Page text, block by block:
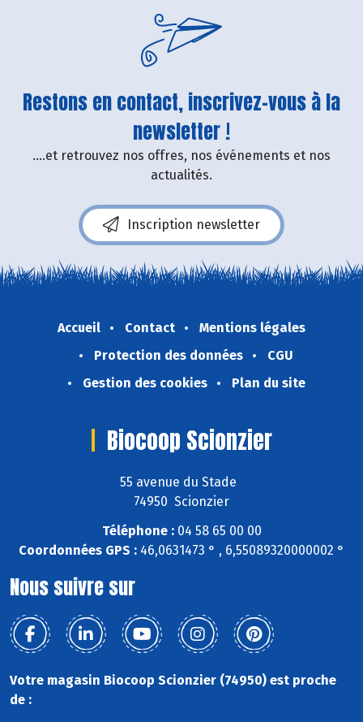
Restons en contact, inscrivez-vous à la
newsletter !
....et retrouvez nos offres, nos événements et nos
actualités.
Inscription newsletter
Accueil Contact
Mentions légales
Protection des données
CGU
Gestion des cookies
Plan du site
Biocoop Scionzier
55 avenue du Stade
74950 Scionzier
Téléphone :04 58 65 00 00
Coordonnées GPS : 46,0631473 ° , 6,55089320000002 °
Nous suivre sur
Votre magasin Biocoop Scionzier (74950) est proche
de :